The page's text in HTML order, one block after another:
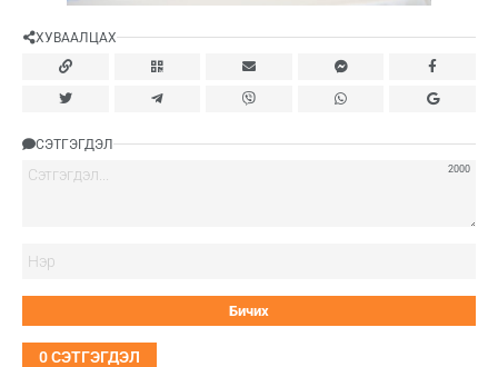
ХУВААЛЦАХ
СЭТГЭГДЭЛ
2000
0СЭТГЭГДЭЛ